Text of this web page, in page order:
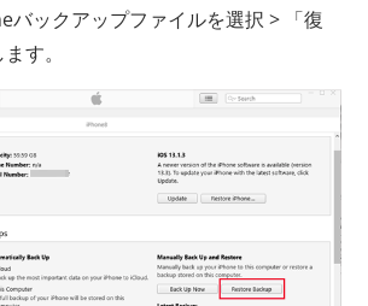
バックアップファイルを選択 > 「復
す。